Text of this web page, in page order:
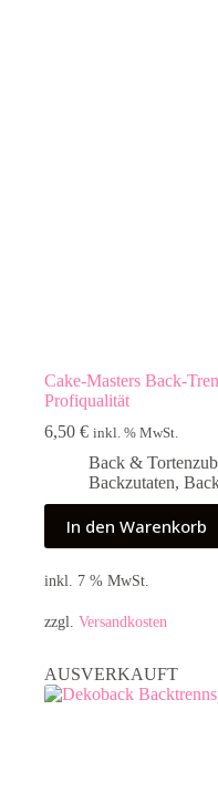
Cake-Masters Back-
Profiqualität
6,50 € inkl. % MwSt.
Back &
Backzutaten,
In den Warenkorb
inkl. 7 % MwSt.
zzgl. Versandkosten
AUSVERKAUFT